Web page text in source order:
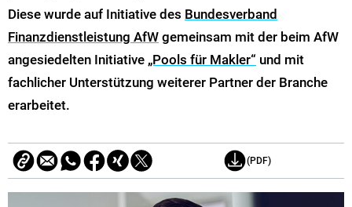
Diese wurde auf Initiative des Bundesverband
Finanzdienstleistung AfW gemeinsam mit der beim AfW
angesiedelten Initiative „Pools für Makler“ und mit
fachlicher Unterstützung weiterer Partner der Branche
erarbeitet.
(PDF)